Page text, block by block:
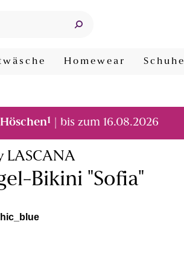
Homewear Schuhe
1 | bis zum 16.08.2026
LASCANA
Bikini "Sofia"